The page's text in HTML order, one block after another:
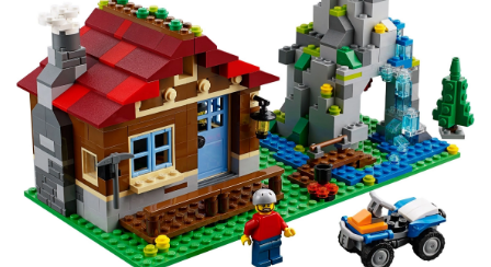
Дополнительными постройками, собираемыми из
деталей набора, являются:
пункт наблюдения за птицами, оборудованный в
нижней части секретным укрытием, а в верхней
части постройки – наблюдательной площадкой,
оснащенной биноклем;
плавучий дом, в уютной каюте которого есть все
необходимое для длительного и увлекательного
путешествия по реке или озеру. С борта судна